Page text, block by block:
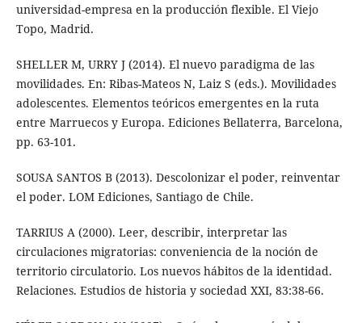
universidad-empresa en la producción flexible. El Viejo
Topo, Madrid.
SHELLER M, URRY J (2014). El nuevo paradigma de las
movilidades. En: Ribas-Mateos N, Laiz S (eds.). Movilidades
adolescentes. Elementos teóricos emergentes en la ruta
entre Marruecos y Europa. Ediciones Bellaterra, Barcelona,
pp. 63-101.
SOUSA SANTOS B (2013). Descolonizar el poder, reinventar
el poder. LOM Ediciones, Santiago de Chile.
TARRIUS A (2000). Leer, describir, interpretar las
circulaciones migratorias: conveniencia de la noción de
territorio circulatorio. Los nuevos hábitos de la identidad.
Relaciones. Estudios de historia y sociedad XXI, 83:38-66.